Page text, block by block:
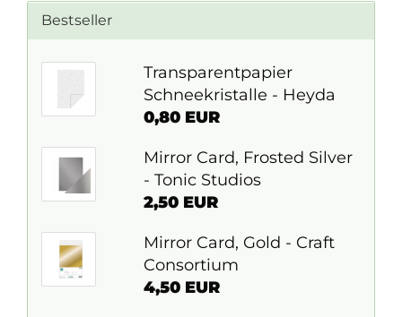
Bestseller
Transparentpapier
Schneekristalle - Heyda
0,80 EUR
Mirror Card, Frosted Silver
- Tonic Studios
2,50 EUR
Mirror Card, Gold - Craft
Consortium
4,50 EUR